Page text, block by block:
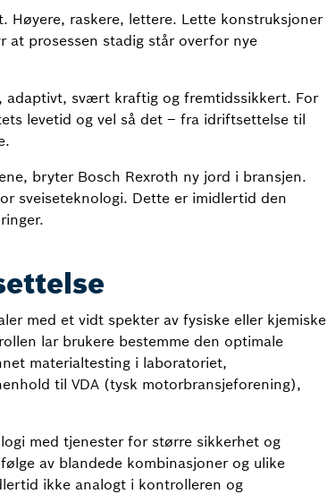
Høyere, raskere, lettere. Lette konstruksjoner
at prosessen stadig står overfor nye
adaptivt, svært kraftig og fremtidssikkert. For
levetid og vel så det – fra idriftsettelse til
bryter Bosch Rexroth ny jord i bransjen.
sveiseteknologi. Dette er imidlertid den
med et vidt spekter av fysiske eller kjemiske
lar brukere bestemme den optimale
materialtesting i laboratoriet,
til VDA (tysk motorbransjeforening),
med tjenester for større sikkerhet og
av blandede kombinasjoner og ulike
ikke analogt i kontrolleren og